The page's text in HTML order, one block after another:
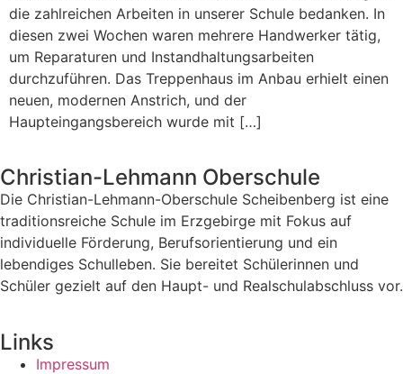
die zahlreichen Arbeiten in unserer Schule bedanken. In
diesen zwei Wochen waren mehrere Handwerker tätig,
um Reparaturen und Instandhaltungsarbeiten
durchzuführen. Das Treppenhaus im Anbau erhielt einen
neuen, modernen Anstrich, und der
Haupteingangsbereich wurde mit […]
Christian-Lehmann Oberschule
Die Christian-Lehmann-Oberschule Scheibenberg ist eine
traditionsreiche Schule im Erzgebirge mit Fokus auf
individuelle Förderung, Berufsorientierung und ein
lebendiges Schulleben. Sie bereitet Schülerinnen und
Schüler gezielt auf den Haupt- und Realschulabschluss vor.
Links
Impressum